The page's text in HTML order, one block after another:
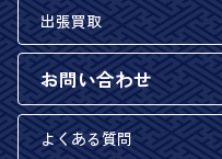
出張買取
お問い合わせ
よくある質問